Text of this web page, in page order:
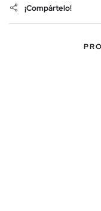
¡Compártelo!